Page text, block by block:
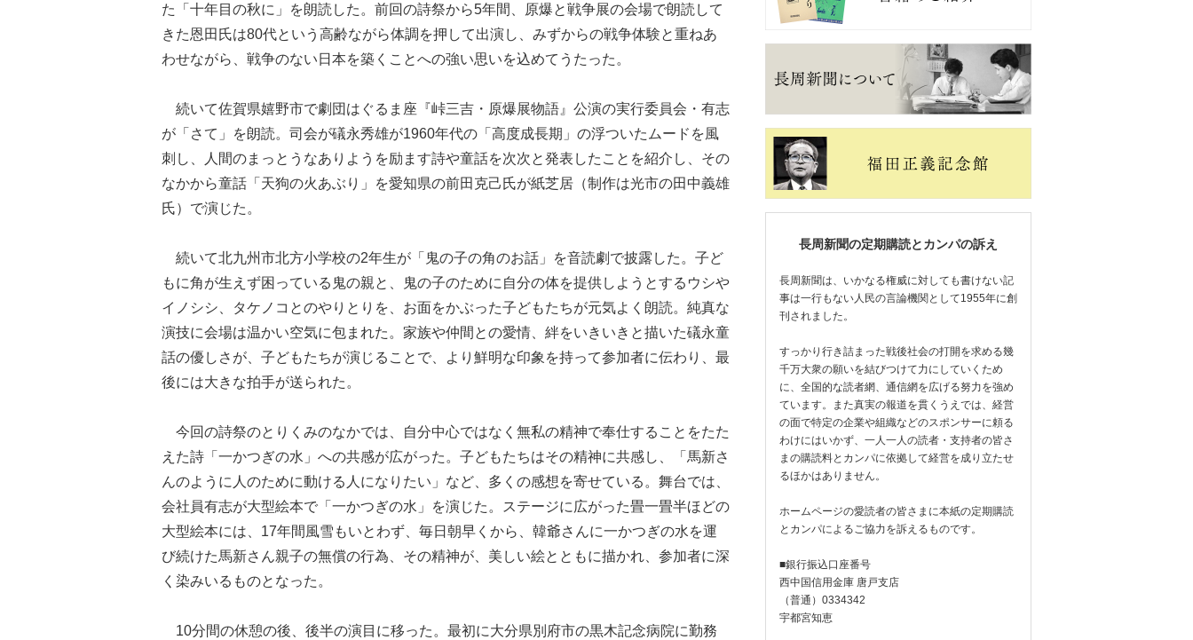
た「十年目の秋に」を朗読した。前回の詩祭から5年間、原爆と戦争展の会場で朗読して
きた恩田氏は80代という高齢ながら体調を押して出演し、みずからの戦争体験と重ねあ
わせながら、戦争のない日本を築くことへの強い思いを込めてうたった。
続いて佐賀県嬉野市で劇団はぐるま座『峠三吉・原爆展物語』公演の実行委員会・有志
が「さて」を朗読。司会が礒永秀雄が1960年代の「高度成長期」の浮ついたムードを風
刺し、人間のまっとうなありようを励ます詩や童話を次次と発表したことを紹介し、その
なかから童話「天狗の火あぶり」を愛知県の前田克己氏が紙芝居（制作は光市の田中義雄
氏）で演じた。
続いて北九州市北方小学校の2年生が「鬼の子の角のお話」を音読劇で披露した。子ど
もに角が生えず困っている鬼の親と、鬼の子のために自分の体を提供しようとするウシや
イノシシ、タケノコとのやりとりを、お面をかぶった子どもたちが元気よく朗読。純真な
演技に会場は温かい空気に包まれた。家族や仲間との愛情、絆をいきいきと描いた礒永童
話の優しさが、子どもたちが演じることで、より鮮明な印象を持って参加者に伝わり、最
後には大きな拍手が送られた。
今回の詩祭のとりくみのなかでは、自分中心ではなく無私の精神で奉仕することをたた
えた詩「一かつぎの水」への共感が広がった。子どもたちはその精神に共感し、「馬新さ
んのように人のために動ける人になりたい」など、多くの感想を寄せている。舞台では、
会社員有志が大型絵本で「一かつぎの水」を演じた。ステージに広がった畳一畳半ほどの
大型絵本には、17年間風雪もいとわず、毎日朝早くから、韓爺さんに一かつぎの水を運
び続けた馬新さん親子の無償の行為、その精神が、美しい絵とともに描かれ、参加者に深
く染みいるものとなった。
10分間の休憩の後、後半の演目に移った。最初に大分県別府市の黒木記念病院に勤務
長周新聞の定期購読とカンパの訴え
長周新聞は、いかなる権威に対しても書けない記
事は一行もない人民の言論機関として1955年に創
刊されました。
すっかり行き詰まった戦後社会の打開を求める幾
千万大衆の願いを結びつけて力にしていくため
に、全国的な読者網、通信網を広げる努力を強め
ています。また真実の報道を貫くうえでは、経営
の面で特定の企業や組織などのスポンサーに頼る
わけにはいかず、一人一人の読者・支持者の皆さ
まの購読料とカンパに依拠して経営を成り立たせ
るほかはありません。
ホームページの愛読者の皆さまに本紙の定期購読
とカンパによるご協力を訴えるものです。
■銀行振込口座番号
西中国信用金庫 唐戸支店
（普通）0334342
宇都宮知恵